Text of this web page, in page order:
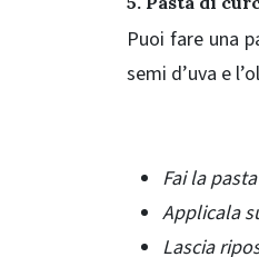
Puoi fare una
semi d’uva e
Fai la
Applicala
Lascia